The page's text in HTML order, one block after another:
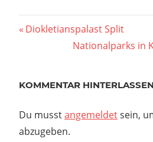
Vorheriger
Diokletianspalast Split
Nächster
Nationalparks in
KOMMENTAR HINTERLASSEN
Du musstangemeldetsein,
abzugeben.